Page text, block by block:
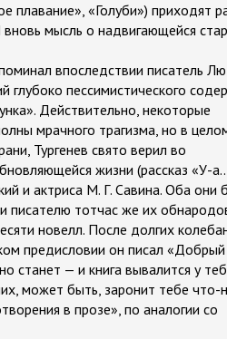
«Голуби») приходят
мысль о надвигающейся
впоследствии писатель
глубоко пессимистического
Действительно, некоторые
мрачного трагизма, но в
Тургенев свято верил во
жизни (рассказ «У-
и актриса М. Г. Савина. Оба они
писателю тотчас же их
новелл. После долгих
предисловии он писал
станет — и книга вывалится у
может быть, заронит тебе что-
в прозе», по аналогии со